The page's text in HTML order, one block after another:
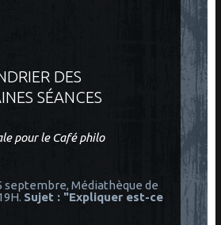
DES
SÉANCES
pour le Café philo
septembre, Médiathèque de
Sujet : "Expliquer est-ce